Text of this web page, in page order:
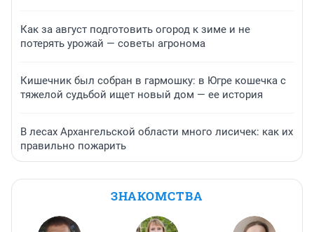
Как за август подготовить огород к зиме и не
потерять урожай — советы агронома
Кишечник был собран в гармошку: в Югре кошечка с
тяжелой судьбой ищет новый дом — ее история
В лесах Архангельской области много лисичек: как их
правильно пожарить
ЗНАКОМСТВА